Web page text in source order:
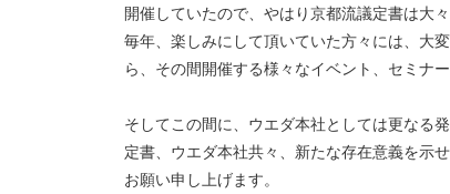
開催していたので、やはり京都流議定書は大
毎年、楽しみにして頂いていた方々には、大
ら、その間開催する様々なイベント、セミナ
そしてこの間に、ウエダ本社としては更なる
定書、ウエダ本社共々、新たな存在意義を示
お願い申し上げます。